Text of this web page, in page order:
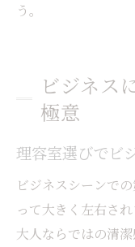
う。
ビジネス
極意
理容室選びでビ
ビジネスシーンで
って大きく左右さ
大人ならではの清